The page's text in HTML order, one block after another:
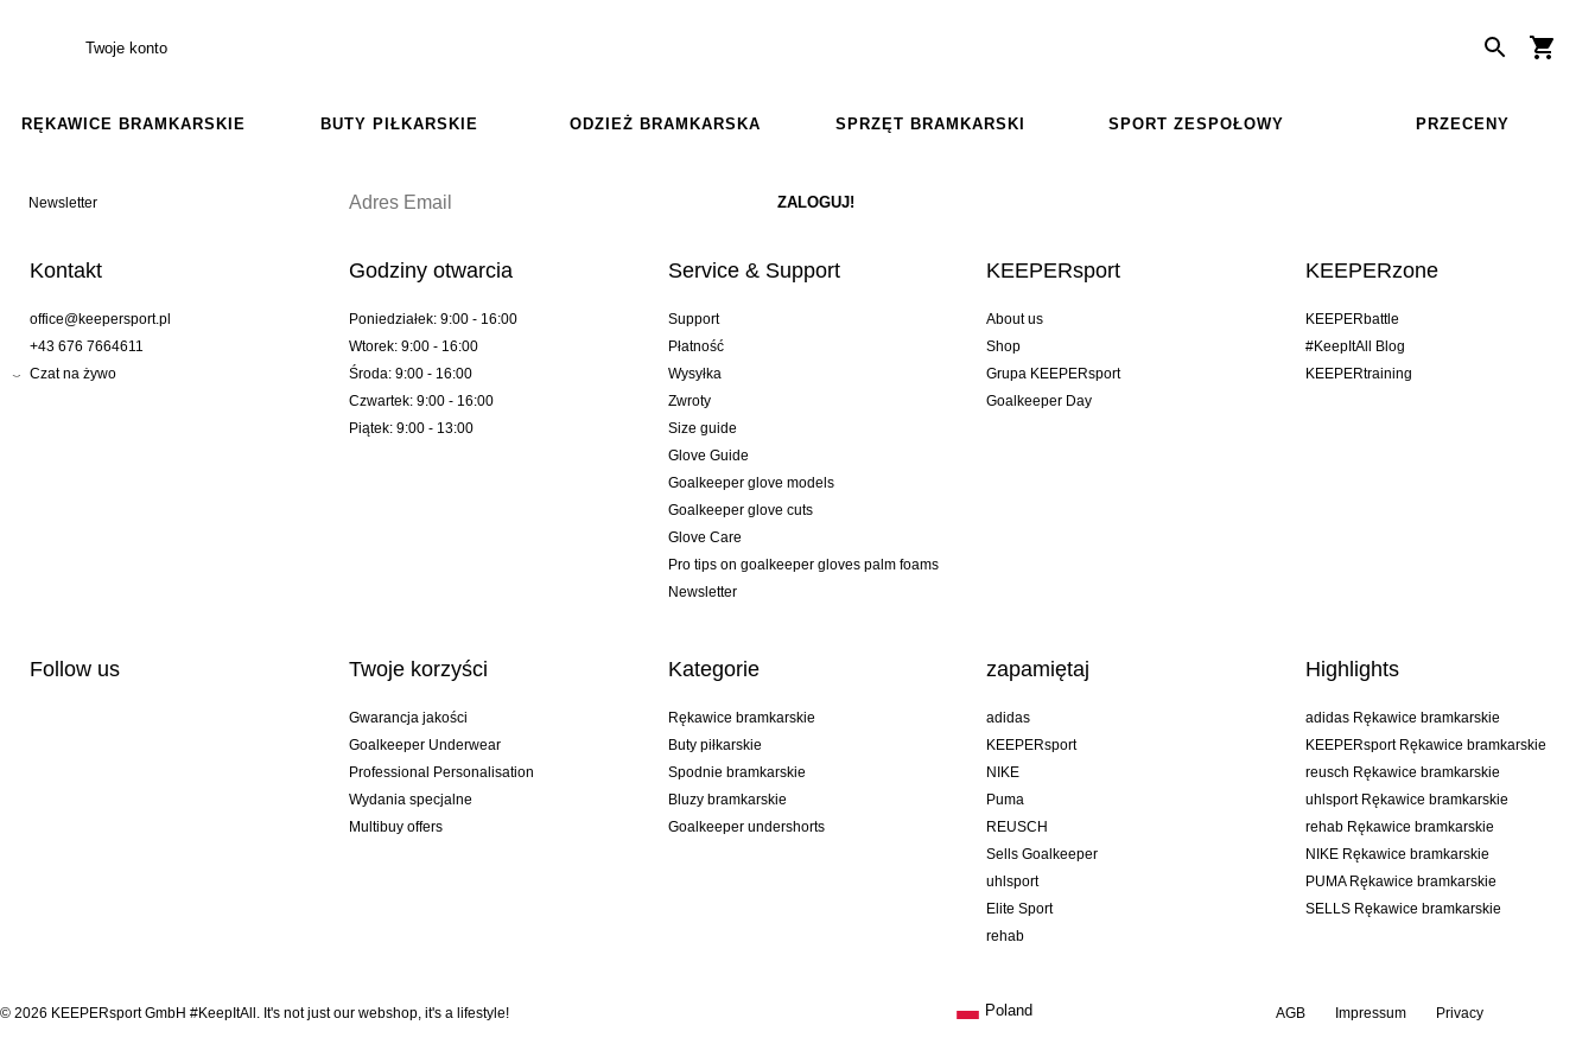
Twoje konto
RĘKAWICE BRAMKARSKIE BUTY PIŁKARSKIE ODZIEŻ BRAMKARSKA SPRZĘT BRAMKARSKI SPORT ZESPOŁOWY PRZECENY
Newsletter
Kontakt
office@keepersport.pl
+43 676 7664611
Czat na żywo
Godziny otwarcia
Poniedziałek: 9:00 - 16:00
Wtorek: 9:00 - 16:00
Środa: 9:00 - 16:00
Czwartek: 9:00 - 16:00
Piątek: 9:00 - 13:00
Service & Support
Support
Płatność
Wysyłka
Zwroty
Size guide
Glove Guide
Goalkeeper glove models
Goalkeeper glove cuts
Glove Care
Pro tips on goalkeeper gloves palm foams
Newsletter
KEEPERsport
About us
Shop
Grupa KEEPERsport
Goalkeeper Day
KEEPERzone
KEEPERbattle
#KeepItAll Blog
KEEPERtraining
Follow us Twoje korzyści
Gwarancja jakości
Goalkeeper Underwear
Professional Personalisation
Wydania specjalne
Multibuy offers
Kategorie
Rękawice bramkarskie
Buty piłkarskie
Spodnie bramkarskie
Bluzy bramkarskie
Goalkeeper undershorts
zapamiętaj
adidas
KEEPERsport
NIKE
Puma
REUSCH
Sells Goalkeeper
uhlsport
Elite Sport
rehab
Highlights
adidas Rękawice bramkarskie
KEEPERsport Rękawice bramkarskie
reusch Rękawice bramkarskie
uhlsport Rękawice bramkarskie
rehab Rękawice bramkarskie
NIKE Rękawice bramkarskie
PUMA Rękawice bramkarskie
SELLS Rękawice bramkarskie
© 2026 KEEPERsport GmbH #KeepItAll. It's not just our webshop, it's a lifestyle! AGB Impressum Privacy
Poland